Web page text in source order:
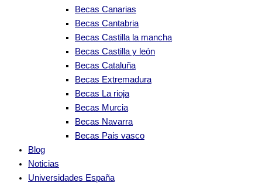
Becas Canarias
Becas Cantabria
Becas Castilla la mancha
Becas Castilla y león
Becas Cataluña
Becas Extremadura
Becas La rioja
Becas Murcia
Becas Navarra
Becas Pais vasco
Blog
Noticias
Universidades España